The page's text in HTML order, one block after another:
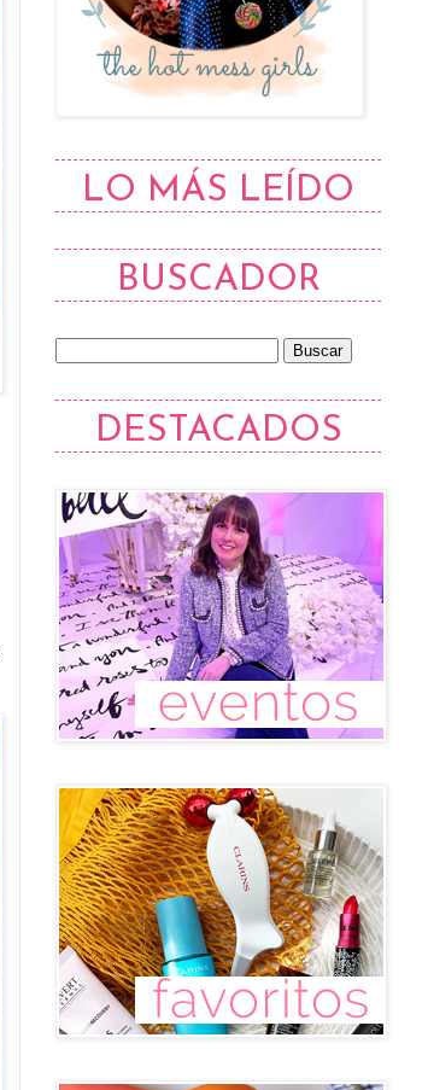
LO MÁS LEÍDO
BUSCADOR
DESTACADOS